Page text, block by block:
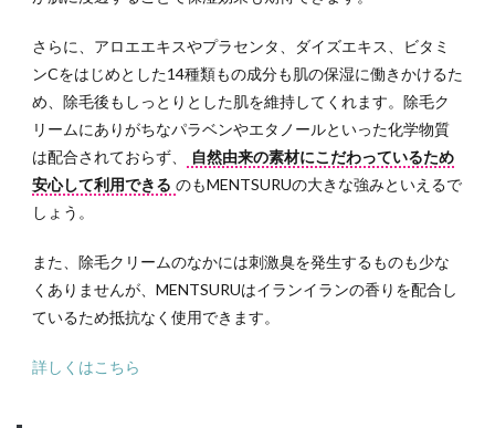
さらに、アロエエキスやプラセンタ、ダイズエキス、ビタミ
ンCをはじめとした14種類もの成分も肌の保湿に働きかけるた
め、除毛後もしっとりとした肌を維持してくれます。除毛ク
リームにありがちなパラベンやエタノールといった化学物質
は配合されておらず、
自然由来の素材にこだわっているため
安心して利用できる のもMENTSURUの大きな強みといえるで
しょう。
また、除毛クリームのなかには刺激臭を発生するものも少な
くありませんが、MENTSURUはイランイランの香りを配合し
ているため抵抗なく使用できます。
詳しくはこちら